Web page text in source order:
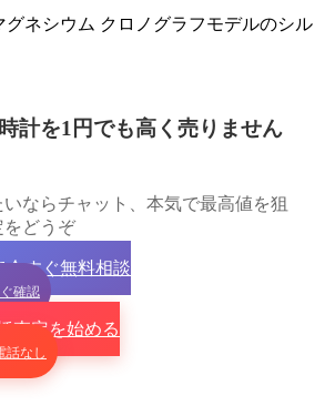
グネシウム クロノグラフモデルのシル
計を1円でも高く売りません
ならチャット、本気で最高値を狙
をどうぞ
今すぐ無料相談
確認
査定を始める
話なし